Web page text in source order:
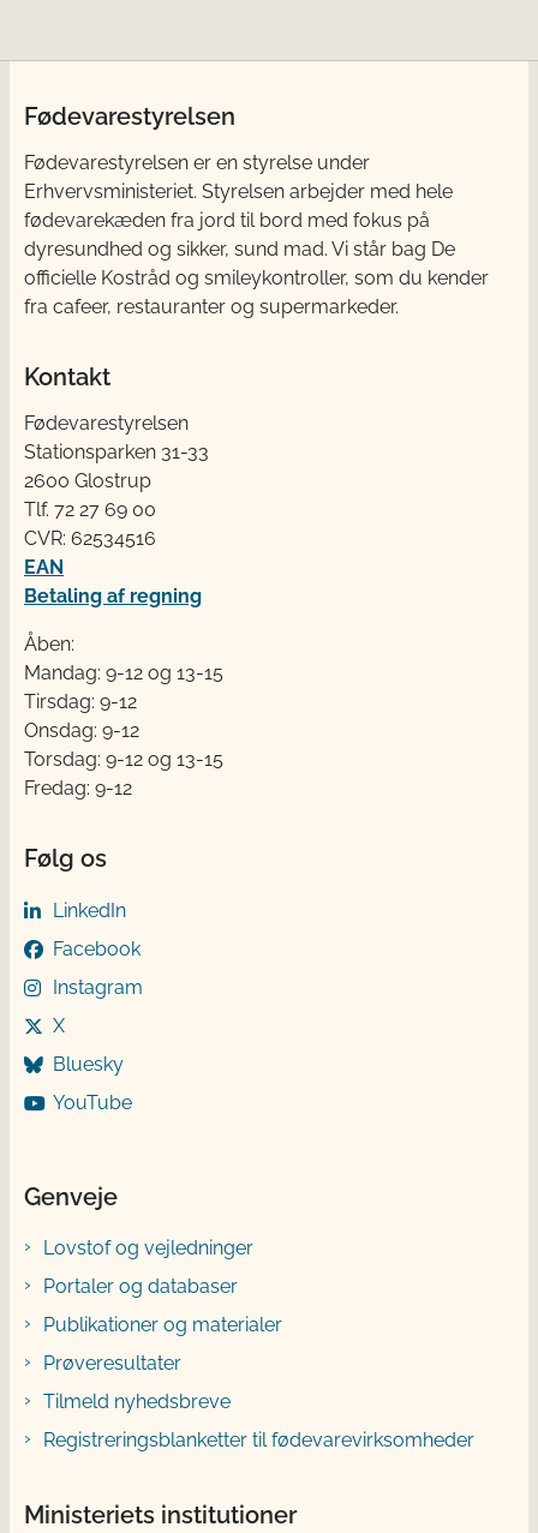
Fødevarestyrelsen
Fødevarestyrelsen er en styrelse under
Erhvervsministeriet. Styrelsen arbejder med hele
fødevarekæden fra jord til bord med fokus på
dyresundhed og sikker, sund mad. Vi står bag De
officielle Kostråd og smileykontroller, som du kender
fra cafeer, restauranter og supermarkeder.
Kontakt
Fødevarestyrelsen
Stationsparken 31-33
2600 Glostrup
Tlf. 72 2​​​7 69 00
CVR: 62534516
EAN
Betaling af regning
Åben:
Mandag: 9-12 og 13-15
Tirsdag: 9-12
Onsdag: 9-12
Torsdag: 9-12 og 13-15
Fredag: 9-12
Følg os
LinkedIn
Facebook
Instagram
X
Bluesky
YouTube
Genveje
Lovstof og vejledninger
Portaler og databaser
Publikationer og materialer
Prøveresultater
Tilmeld nyhedsbreve
Registreringsblanketter til fødevarevirksomheder
Ministeriets institutioner